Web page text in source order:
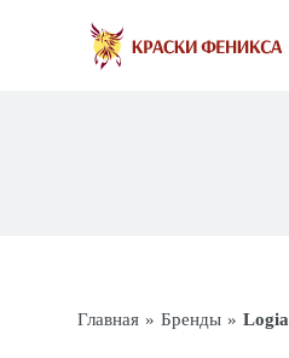
Главная » Бренды » Logia